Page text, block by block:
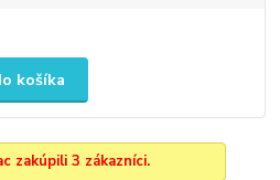
košíka
zakúpili 3 zákazníci.